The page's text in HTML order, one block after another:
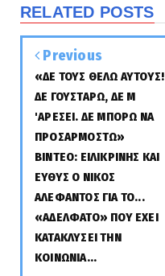
RELATED POSTS
Previous
«ΔΕ ΤΟΥΣ ΘΕΛΩ ΑΥΤΟΥΣ!
ΔΕ ΓΟΥΣΤΑΡΩ, ΔΕ Μ
'ΑΡΕΣΕΙ. ΔΕ ΜΠΟΡΩ ΝΑ
ΠΡΟΣΑΡΜΟΣΤΩ»
ΒΙΝΤΕΟ: ΕΙΛΙΚΡΙΝΗΣ ΚΑΙ
ΕΥΘΥΣ Ο ΝΙΚΟΣ
ΑΛΕΦΑΝΤΟΣ ΓΙΑ ΤΟ...
«ΑΔΕΛΦΑΤΟ» ΠΟΥ ΕΧΕΙ
ΚΑΤΑΚΛΥΣΕΙ ΤΗΝ
ΚΟΙΝΩΝΙΑ...